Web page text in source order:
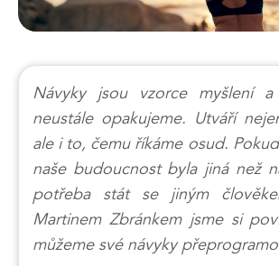
Návyky jsou vzorce myšlení
neustále opakujeme. Utváří
ale i to, čemu říkáme osud.
naše budoucnost byla jiná než
potřeba stát se jiným
Martinem Zbránkem jsme si
můžeme své návyky